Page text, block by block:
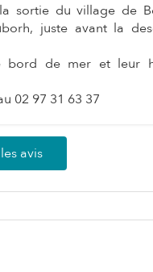
sortie du village de
juste avant la
bord de mer et leur
02 97 31 63 37
avis